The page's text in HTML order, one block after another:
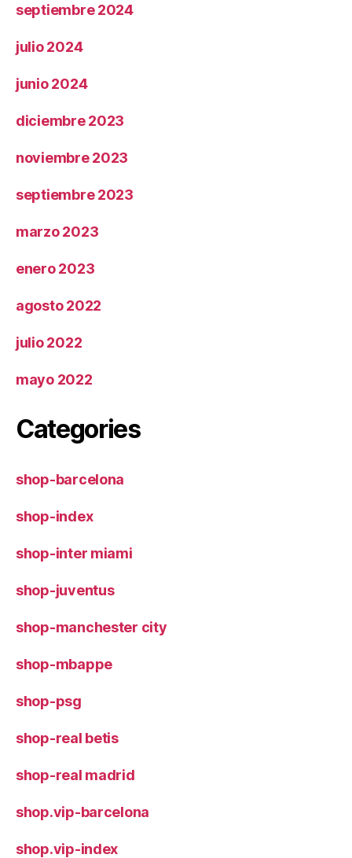
septiembre 2024
julio 2024
junio 2024
diciembre 2023
noviembre 2023
septiembre 2023
marzo 2023
enero 2023
agosto 2022
julio 2022
mayo 2022
Categories
shop-barcelona
shop-index
shop-inter miami
shop-juventus
shop-manchester city
shop-mbappe
shop-psg
shop-real betis
shop-real madrid
shop.vip-barcelona
shop.vip-index